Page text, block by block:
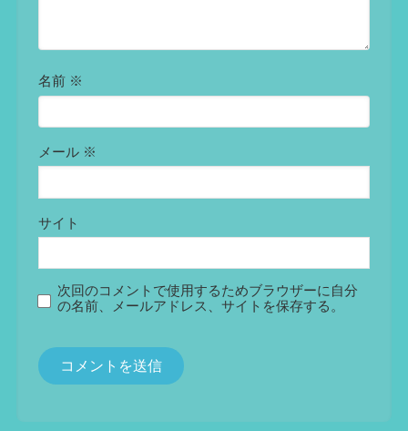
名前 ※
メール ※
サイト
次回のコメントで使用するためブラウザーに自分
の名前、メールアドレス、サイトを保存する。